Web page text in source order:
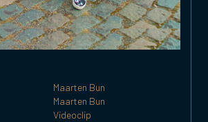
Maarten Bun
Maarten Bun
Videoclip